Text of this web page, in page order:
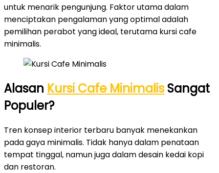
untuk menarik pengunjung. Faktor utama dalam
menciptakan pengalaman yang optimal adalah
pemilihan perabot yang ideal, terutama kursi cafe
minimalis.
Alasan Kursi Cafe Minimalis Sangat
Populer?
Tren konsep interior terbaru banyak menekankan
pada gaya minimalis. Tidak hanya dalam penataan
tempat tinggal, namun juga dalam desain kedai kopi
dan restoran.